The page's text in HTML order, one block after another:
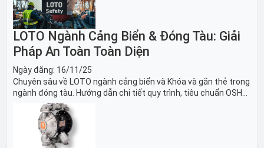
LOTO Ngành Cảng Biển & Đóng Tàu: Giải
Pháp An Toàn Toàn Diện
Ngày đăng: 16/11/25
Chuyên sâu về LOTO ngành cảng biển và Khóa và gắn thẻ trong
ngành đóng tàu. Hướng dẫn chi tiết quy trình, tiêu chuẩn OSHA,
thiết bị và Giải pháp LOTO trong công nghiệp đóng tàu toàn